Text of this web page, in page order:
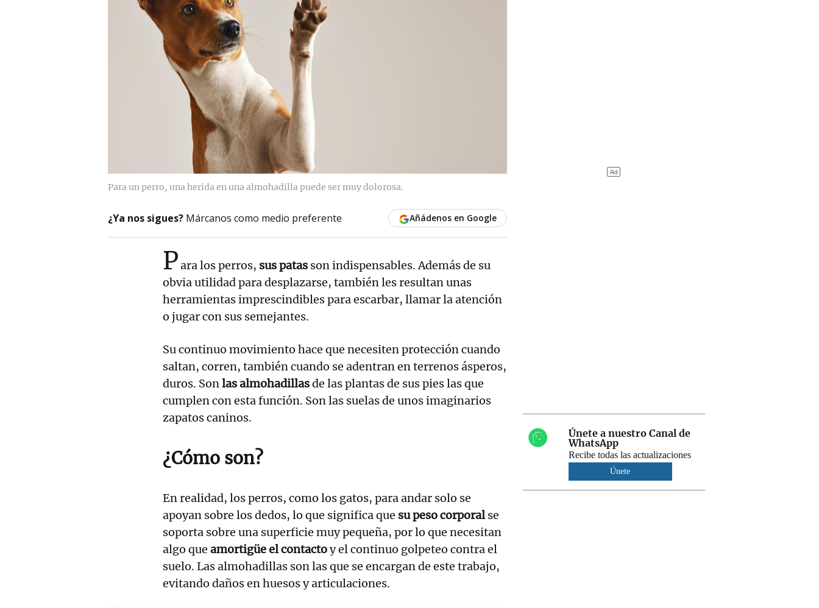
Para un perro, una herida en una almohadilla puede ser muy dolorosa.
¿Ya nos sigues? Márcanos como medio preferente Añádenos en Google
Para los perros, sus patas son indispensables. Además de su
obvia utilidad para desplazarse, también les resultan unas
herramientas imprescindibles para escarbar, llamar la atención
o jugar con sus semejantes.
Su continuo movimiento hace que necesiten protección cuando
saltan, corren, también cuando se adentran en terrenos ásperos,
duros. Sonlas almohadillasde las plantas de sus pies las que
cumplen con esta función. Son las suelas de unos imaginarios
zapatos caninos.
¿Cómo son?
En realidad, los perros, como los gatos, para andar solo se
apoyan sobre los dedos, lo que significa que su peso corporalse
soporta sobre una superficie muy pequeña, por lo que necesitan
algo que amortigüe el contactoy el continuo golpeteo contra el
suelo. Las almohadillas son las que se encargan de este trabajo,
evitando daños en huesos y articulaciones.
Únete a nuestro Canal de
WhatsApp
Recibe todas las actualizaciones
Únete